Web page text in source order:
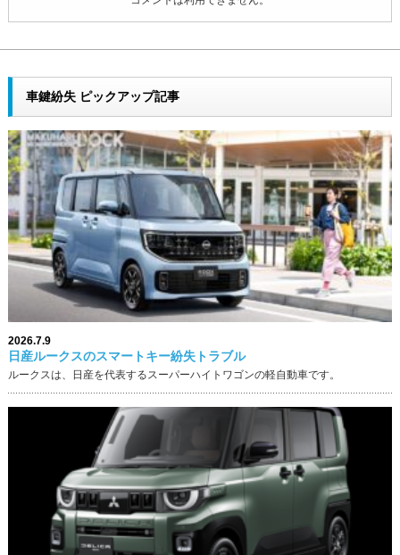
車鍵紛失 ピックアップ記事
2026.7.9
日産ルークスのスマートキー紛失トラブル
ルークスは、日産を代表するスーパーハイトワゴンの軽自動車です。